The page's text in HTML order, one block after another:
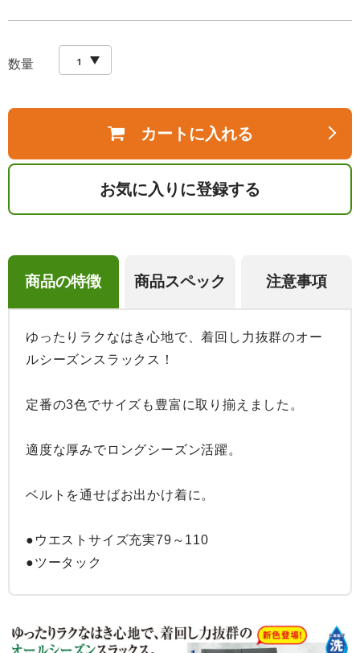
数量
カートに入れる
お気に入りに登録する
商品の特徴 商品スペック 注意事項
ゆったりラクなはき心地で、着回し力抜群のオー
ルシーズンスラックス！
定番の3色でサイズも豊富に取り揃えました。
適度な厚みでロングシーズン活躍。
ベルトを通せばお出かけ着に。
●ウエストサイズ充実79～110
●ツータック